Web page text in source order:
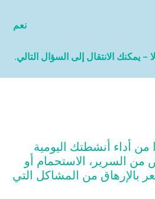
نعم
لا – يمكنك الانتقال إلى السؤال التالي.
أداء أنشطتك اليومية
من السرير، الاستحمام أو
بالإرهاق من المشاكل التي